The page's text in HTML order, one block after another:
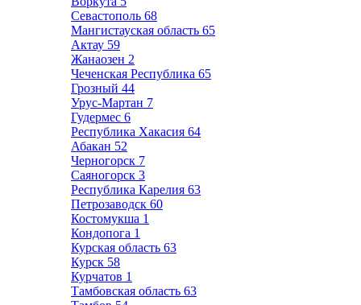
Севастополь 68
Мангистауская область 65
Актау 59
Жанаозен 2
Чеченская Республика 65
Грозный 44
Урус-Мартан 7
Гудермес 6
Республика Хакасия 64
Абакан 52
Черногорск 7
Саяногорск 3
Республика Карелия 63
Петрозаводск 60
Костомукша 1
Кондопога 1
Курская область 63
Курск 58
Курчатов 1
Тамбовская область 63